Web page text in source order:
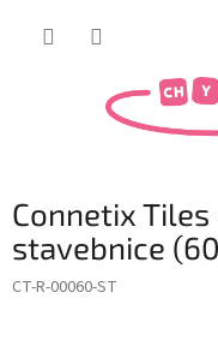
Connetix
stavebnice
CT-R-00060-ST